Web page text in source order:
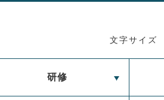
文字サイズ
研修